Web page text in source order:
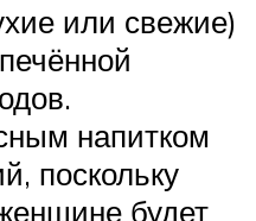
или свежие)
напитком
поскольку
будет